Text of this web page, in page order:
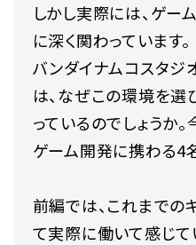
しかし実際には、ゲー
に深く関わっています。
バンダイナムコスタ
は、なぜこの環境を選
っているのでしょうか
ゲーム開発に携わる4
前編では、これまでの
て実際に働いて感じ